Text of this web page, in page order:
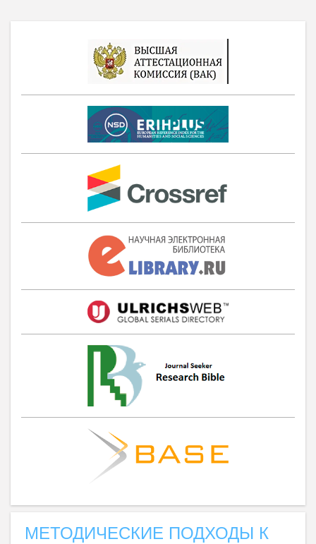
МЕТОДИЧЕСКИЕ ПОДХОДЫ К